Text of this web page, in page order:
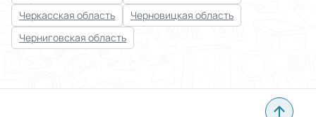
Черкасская область
Черновицкая область
Черниговская область